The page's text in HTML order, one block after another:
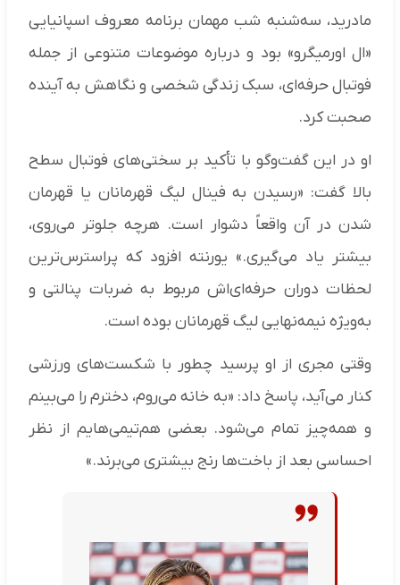
مادرید، سه‌شنبه شب مهمان برنامه معروف اسپانیایی
«ال اورمیگرو» بود و درباره موضوعات متنوعی از جمله
فوتبال حرفه‌ای، سبک زندگی شخصی و نگاهش به آینده
صحبت کرد.
او در این گفت‌وگو با تأکید بر سختی‌های فوتبال سطح
بالا گفت: «رسیدن به فینال لیگ قهرمانان یا قهرمان
شدن در آن واقعاً دشوار است. هرچه جلوتر می‌روی،
بیشتر یاد می‌گیری.» یورنته افزود که پراسترس‌ترین
لحظات دوران حرفه‌ای‌اش مربوط به ضربات پنالتی و
به‌ویژه نیمه‌نهایی لیگ قهرمانان بوده است.
وقتی مجری از او پرسید چطور با شکست‌های ورزشی
کنار می‌آید، پاسخ داد: «به خانه می‌روم، دخترم را می‌بینم
و همه‌چیز تمام می‌شود. بعضی هم‌تیمی‌هایم از نظر
احساسی بعد از باخت‌ها رنج بیشتری می‌برند.»